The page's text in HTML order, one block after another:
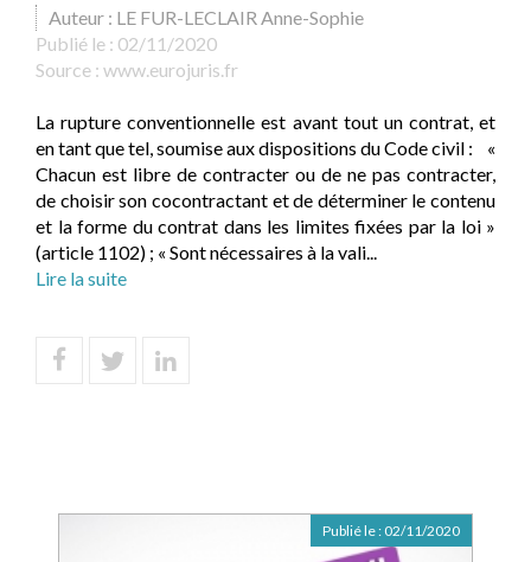
Auteur : LE FUR-LECLAIR Anne-Sophie
Publié le : 02/11/2020
Source : www.eurojuris.fr
La rupture conventionnelle est avant tout un contrat, et
en tant que tel, soumise aux dispositions du Code civil : «
Chacun est libre de contracter ou de ne pas contracter,
de choisir son cocontractant et de déterminer le contenu
et la forme du contrat dans les limites fixées par la loi »
(article 1102) ; « Sont nécessaires à la vali...
Lire la suite
Publié le : 02/11/2020